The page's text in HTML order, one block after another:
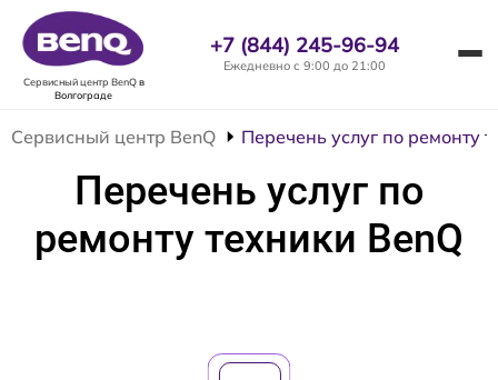
Сервисный центр BenQв
Волгограде
+7 (844) 245-96-94
Ежедневно с 9:00 до 21:00
Сервисный центр BenQ Перечень услуг по ремонту
Перечень услуг по
ремонту техники BenQ